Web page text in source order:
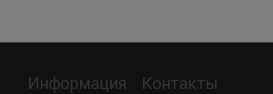
Информация Контакты